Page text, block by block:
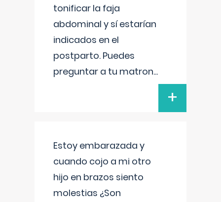
tonificar la faja
abdominal y sí estarían
indicados en el
postparto. Puedes
preguntar a tu matron...
+
Estoy embarazada y
cuando cojo a mi otro
hijo en brazos siento
molestias ¿Son